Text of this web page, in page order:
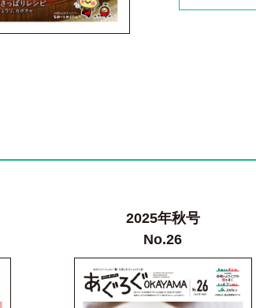
2025年秋号
No.26